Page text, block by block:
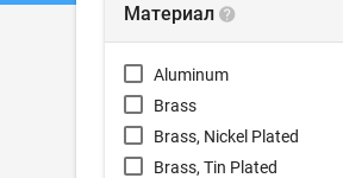
Материал
Aluminum
Brass
Brass, Nickel Plated
Brass, Tin Plated